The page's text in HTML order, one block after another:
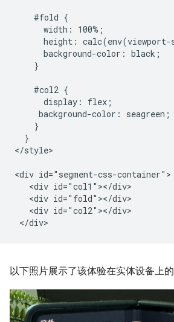
    #fold {
      width: 100%;
height:
      background-color: black;
    }
    #col2 {
      display: flex;
     background-color: seagreen;
    }
  }
</style>
<div id="segment-css-container">
   <div id="col1"></div>
   <div id="fold"></div>
   <div id="col2"></div>
以下照片展示了该体验在实体设备上的